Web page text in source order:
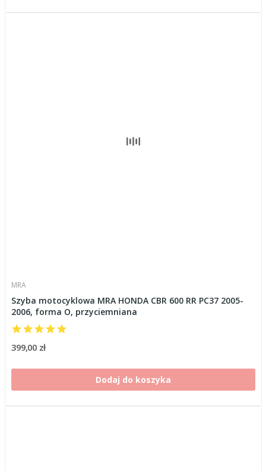
MRA
Szyba motocyklowa MRA HONDA CBR 600 RR PC37 2005-
2006, forma O, przyciemniana
399,00 zł
Dodaj do koszyka